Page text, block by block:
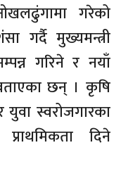
गरेको
गर्दै मुख्यमन्त्री
गरिने र नयाँ
छन् । कृषि
स्वरोजगारका
दिने